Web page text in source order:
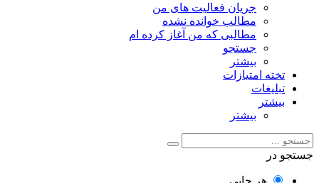
جریان فعالیت های من
مطالب خوانده نشده
مطالبی که من آغاز کرده ام
جستجو
بیشتر
تخته امتیازات
تبلیغات
بیشتر
بیشتر
جستجو در
هر جایی